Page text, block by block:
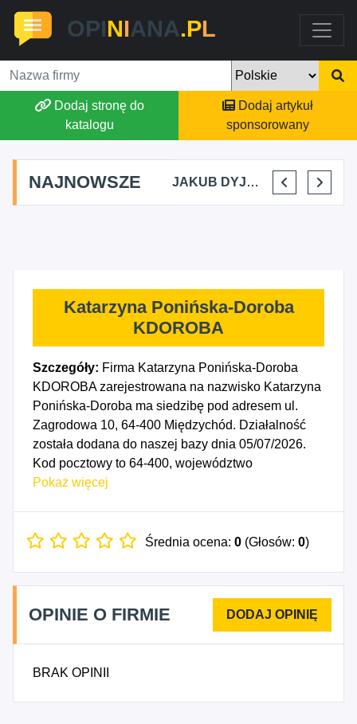
OPINIANA.PL
Dodaj stronę do
katalogu
Dodaj artykuł
sponsorowany
NAJNOWSZE
MARTA BRACHA JAKUB DYJAKIEWICZ POLISH LODA ELENA MAKARCHIK
Katarzyna Ponińska-Doroba
KDOROBA
Szczegóły: Firma Katarzyna Ponińska-Doroba
KDOROBA zarejestrowana na nazwisko Katarzyna
Ponińska-Doroba ma siedzibę pod adresem ul.
Zagrodowa 10, 64-400 Międzychód. Działalność
została dodana do naszej bazy dnia 05/07/2026.
Kod pocztowy to 64-400, województwo
WIELKOPOLSKIE, powiat międzychodzki. Numer
Ponińska-Doroba KDOROBA to 545149579. Data
- Działalność w zakresie architektury, 8130Z -
Działalność usługowa związana z
zagospodarowaniem terenów zieleni, 8230Z -
wystaw i kongresów, 8552Z - Pozaszkolne formy
Pokaż więcej
Średnia ocena: 0 (Głosów: 0)
OPINIE O FIRMIE
BRAK OPINII